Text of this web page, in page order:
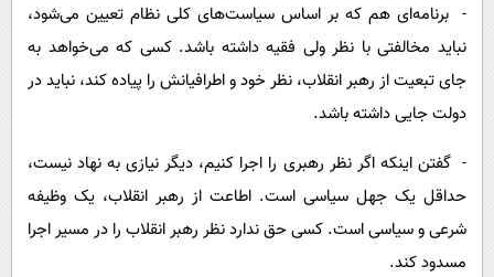
- برنامه‌ای هم که بر اساس سیاست‌های کلی نظام تعیین می‌شود،
نباید مخالفتی با نظر ولی فقیه داشته باشد. کسی که می‌خواهد به
جای تبعیت از رهبر انقلاب، نظر خود و اطرافیانش را پیاده کند، نباید در
دولت جایی داشته باشد.
- گفتن اینکه اگر نظر رهبری را اجرا کنیم، دیگر نیازی به نهاد نیست،
حداقل یک جهل سیاسی است. اطاعت از رهبر انقلاب، یک وظیفه
شرعی و سیاسی است. کسی حق ندارد نظر رهبر انقلاب را در مسیر اجرا
مسدود کند.